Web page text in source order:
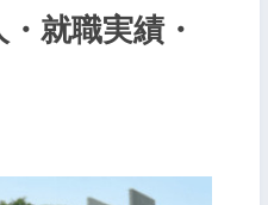
就職実績・